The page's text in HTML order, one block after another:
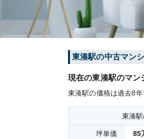
東湊駅の中古マン
現在の東湊駅のマン
東湊駅の価格は過去8
東湊
坪単価 85